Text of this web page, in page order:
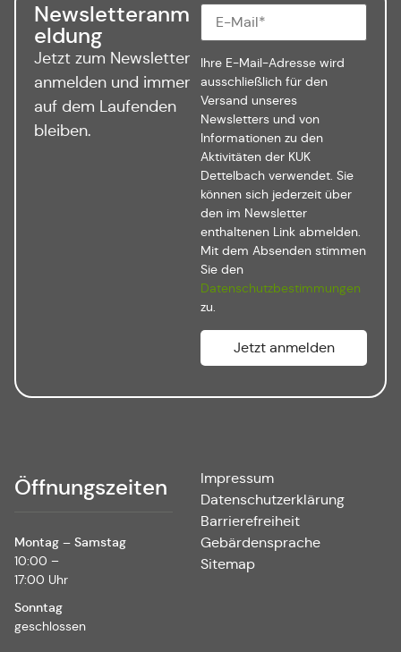
Newsletteranm
eldung
Jetzt zum Newsletter
anmelden und immer
auf dem Laufenden
bleiben.
Ihre E-Mail-Adresse wird
ausschließlich für den
Versand unseres
Newsletters und von
Informationen zu den
Aktivitäten der KUK
Dettelbach verwendet. Sie
können sich jederzeit über
den im Newsletter
enthaltenen Link abmelden.
Mit dem Absenden stimmen
Sie den
Datenschutzbestimmungen
zu.
Öffnungszeiten
Montag – Samstag
10:00 –
17:00 Uhr
Sonntag
geschlossen
Impressum
Datenschutzerklärung
Barrierefreiheit
Gebärdensprache
Sitemap